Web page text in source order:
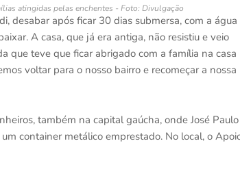
atingidas pelas enchentes - Foto: Divulgação
desabar após ficar 30 dias submersa, com a água
A casa, que já era antiga, não resistiu e veio
que teve que ficar abrigado com a família na casa
voltar para o nosso bairro e recomeçar a nossa
também na capital gaúcha, onde José Paulo
container metálico emprestado. No local, o